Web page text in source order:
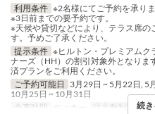
利用条件 ※2名様にてご予約を承りま
※3日前までの要予約です。
※天候や貸切などにより、テラス席の
す。予めご了承ください。
提示条件 ※ヒルトン・プレミアムク
ナーズ（HH）の割引対象外となりま
済プランをご利用ください。
ご予約可能日
3月29日 ~ 5月22日, 5
10月25日 ~ 10月31日
食事時間
ディナー 注文数制限 2 ~
続